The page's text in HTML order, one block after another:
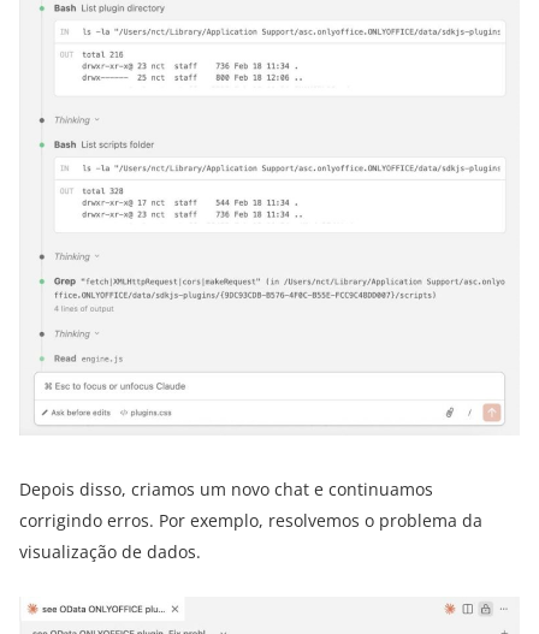
Depois disso, criamos um novo chat e continuamos
corrigindo erros. Por exemplo, resolvemos o problema da
visualização de dados.